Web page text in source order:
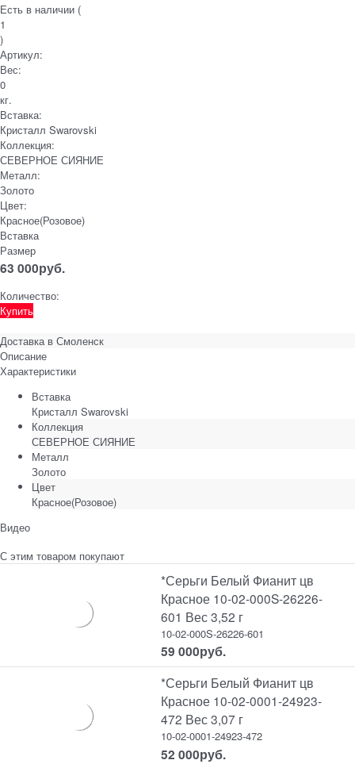
Есть в наличии (
1
)
Артикул:
Вес:
0
кг.
Вставка:
Кристалл Swarovski
Коллекция:
СЕВЕРНОЕ СИЯНИЕ
Металл:
Золото
Цвет:
Красное(Розовое)
Вставка
Размер
63 000руб.
Количество:
Купить
Доставка в Смоленск
Описание
Характеристики
Вставка
Кристалл Swarovski
Коллекция
СЕВЕРНОЕ СИЯНИЕ
Металл
Золото
Цвет
Красное(Розовое)
Видео
С этим товаром покупают
*Серьги Белый Фианит цв
Красное 10-02-000S-26226-
601 Вес 3,52 г
10-02-000S-26226-601
59 000руб.
*Серьги Белый Фианит цв
Красное 10-02-0001-24923-
472 Вес 3,07 г
10-02-0001-24923-472
52 000руб.